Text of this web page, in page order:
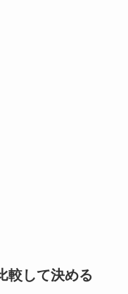
較して決める